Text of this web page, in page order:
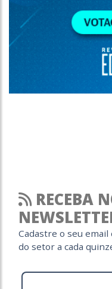
RECEBA
Cadastre o seu
do setor a cada